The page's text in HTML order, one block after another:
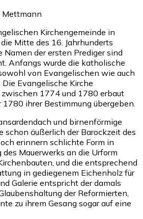
Mettmann
Kirchengemeinde in
Mitte des 16. Jahrhunderts
Namen der ersten Prediger sind
Anfangs wurde die katholische
von Evangelischen wie auch
Evangelische Kirche
1774 und 1780 erbaut
ihrer Bestimmung übergeben.
und birnenförmige
schon äußerlich der Barockzeit des
erinnern schlichte Form in
Mauerwerks an die Urform
und die entsprechend
in gediegenem Eichenholz für
Galerie entspricht der damals
der Reformierten,
zu ihrem Gesang sogar auf eine